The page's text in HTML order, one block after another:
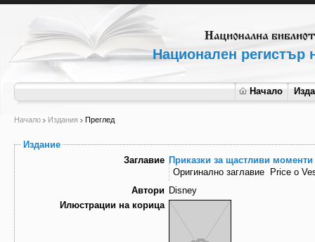
Национален регистър
Начало
Начало Издания Преглед
Издание
Заглавие Приказки за щастливи моменти
Оригинално заглавие
Price o
Автори Disney
Илюстрации на корица